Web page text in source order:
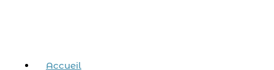
Accueil